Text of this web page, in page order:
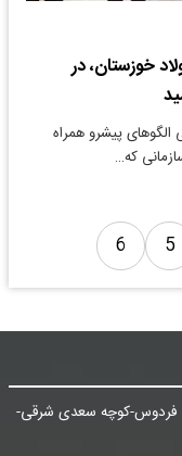
خوزستان، در
الگوهای پیشرو همراه
که…
5
6
فردوس-کوچه سعدی شرقی-